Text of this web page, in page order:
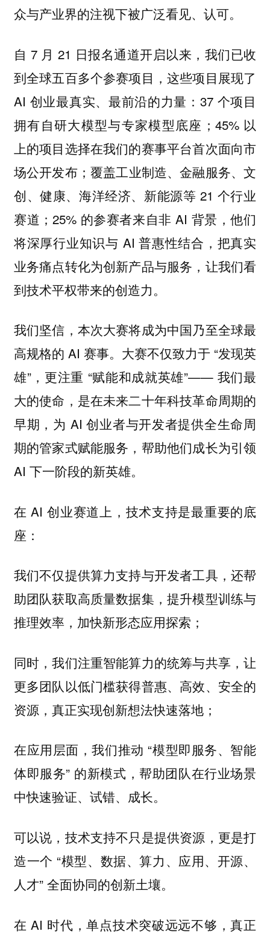
众与产业界的注视下被广泛看见、认可。
自 7 月 21 日报名通道开启以来，我们已收
到全球五百多个参赛项目，这些项目展现了
AI 创业最真实、最前沿的力量：37 个项目
拥有自研大模型与专家模型底座；45% 以
上的项目选择在我们的赛事平台首次面向市
场公开发布；覆盖工业制造、金融服务、文
创、健康、海洋经济、新能源等 21 个行业
赛道；25% 的参赛者来自非 AI 背景，他们
将深厚行业知识与 AI 普惠性结合，把真实
业务痛点转化为创新产品与服务，让我们看
到技术平权带来的创造力。
我们坚信，本次大赛将成为中国乃至全球最
高规格的 AI 赛事。大赛不仅致力于 “发现英
雄”，更注重 “赋能和成就英雄”—— 我们最
大的使命，是在未来二十年科技革命周期的
早期，为 AI 创业者与开发者提供全生命周
期的管家式赋能服务，帮助他们成长为引领
AI 下一阶段的新英雄。
在 AI 创业赛道上，技术支持是最重要的底
座：
我们不仅提供算力支持与开发者工具，还帮
助团队获取高质量数据集，提升模型训练与
推理效率，加快新形态应用探索；
同时，我们注重智能算力的统筹与共享，让
更多团队以低门槛获得普惠、高效、安全的
资源，真正实现创新想法快速落地；
在应用层面，我们推动 “模型即服务、智能
体即服务” 的新模式，帮助团队在行业场景
中快速验证、试错、成长。
可以说，技术支持不只是提供资源，更是打
造一个 “模型、数据、算力、应用、开源、
人才” 全面协同的创新土壤。
在 AI 时代，单点技术突破远远不够，真正